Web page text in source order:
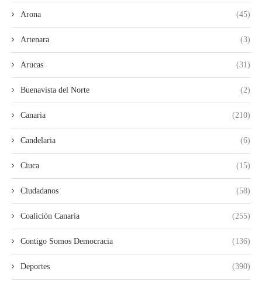
Arona (45)
Artenara (3)
Arucas (31)
Buenavista del Norte (2)
Canaria (210)
Candelaria (6)
Ciuca (15)
Ciudadanos (58)
Coalición Canaria (255)
Contigo Somos Democracia (136)
Deportes (390)